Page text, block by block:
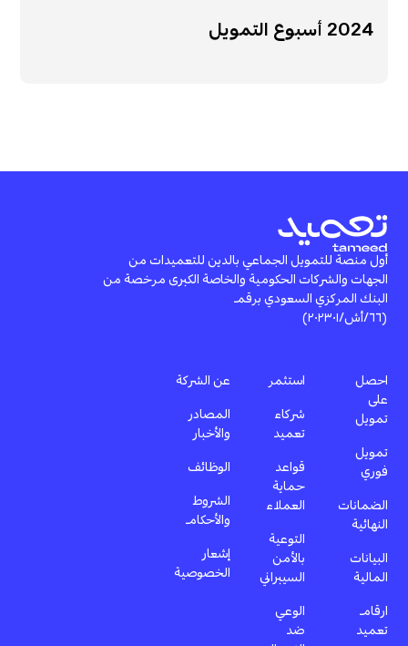
2024 أسبوع التمويل
أول منصة للتمويل الجماعي بالدين للتعميدات من
الجهات والشركات الحكومية والخاصة الكبرى مرخصة من
البنك المركزي السعودي برقم
(٦٦/أش/٢٠٢٣٠١)
احصل
على
تمويل
تمويل
فوري
الضمانات
النهائية
البيانات
المالية
ارقام
تعميد
استثمر
شركاء
تعميد
قواعد
حماية
العملاء
التوعية
بالأمن
السيبراني
الوعي
ضد
عن الشركة
المصادر
والأخبار
الوظائف
الشروط
والأحكام
إشعار
الخصوصية